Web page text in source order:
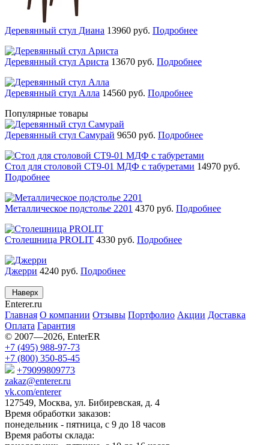
Деревянный стул Диана 13960 руб. Подробнее
Деревянный стул Ариста 13670 руб. Подробнее
Деревянный стул Алла 14560 руб. Подробнее
Популярные товары
Деревянный стул Самурай 9650 руб. Подробнее
Стол для столовой СТ9-01 МДФ с табуретами 14970 руб.
Подробнее
Металлическое подстолье 2201 4370 руб. Подробнее
Столешница PROLIT 4330 руб. Подробнее
Джерри 4240 руб. Подробнее
Наверх
Enterer.ru
Главная О компании Отзывы Портфолио Акции Доставка
Оплата Гарантия
© 2007—2026, EnterER
+7 (495) 988-97-73
+7 (800) 350-85-45
+79099809773
zakaz@enterer.ru
vk.com/enterer
127549, Москва, ул. Бибиревская, д. 4
Время обработки заказов:
понедельник - пятница, с 9 до 18 часов
Время работы склада: